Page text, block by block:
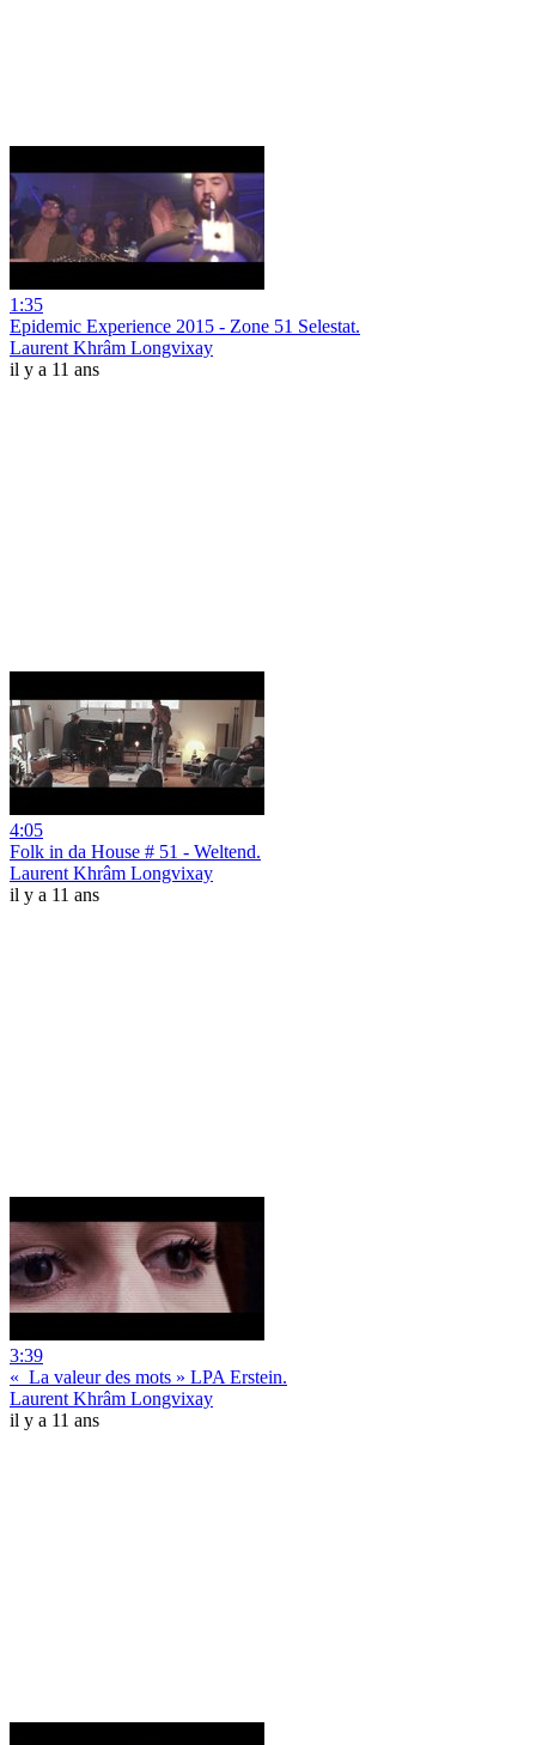
1:35
Epidemic Experience 2015 - Zone 51 Selestat.
Laurent Khrâm Longvixay
il y a 11 ans
4:05
Folk in da House # 51 - Weltend.
Laurent Khrâm Longvixay
il y a 11 ans
3:39
« La valeur des mots » LPA Erstein.
Laurent Khrâm Longvixay
il y a 11 ans